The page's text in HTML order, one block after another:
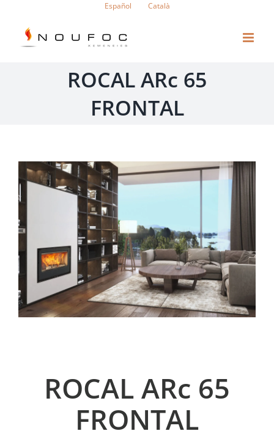
contenido
Español Català
ROCAL ARc 65
FRONTAL
ROCAL ARc 65
FRONTAL